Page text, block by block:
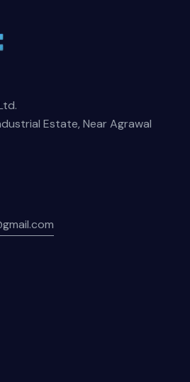
Estate, Near Agrawal